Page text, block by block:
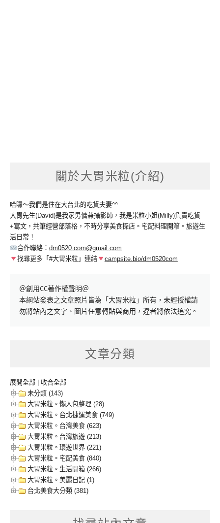
關於大胃米粒(介紹)
哈囉～我們是住在大台北的吃貨夫妻^^
大胃先生(David)是我家男傭兼攝影師，我是米粒小姐(Milly)負責吃貨
+寫文，共筆經營部落格，不時分享美食探店。宅配料理開箱。旅遊生
活日常！
合作聯絡： dm0520.com@gmail.com
找尋更多「#大胃米粒」連結
campsite.bio/dm0520com
＠創用CC著作權聲明＠
本網站發表之文章照片皆為「大胃米粒」所有，未經授權請
勿將站內之文字、圖片任意轉貼與商用，違者將依法追究。
文章分類
展開全部
收合全部
未分類 (143)
大胃米粒。懶人包整理 (28)
大胃米粒。台北捷運美食 (749)
大胃米粒。台灣美食 (623)
大胃米粒。台灣旅遊 (213)
大胃米粒。環遊世界 (221)
大胃米粒。宅配美食 (840)
大胃米粒。生活開箱 (266)
大胃米粒。美麗日記 (1)
台北美食大分類 (381)